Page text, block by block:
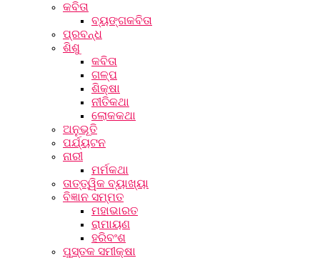
କବିତା
ବ୍ୟଙ୍ଗକବିତା
ପ୍ରବନ୍ଧ
ଶିଶୁ
କବିତା
ଗଳ୍ପ
ଶିକ୍ଷା
ନୀତିକଥା
ଲୋକକଥା
ଅନୁଭୂତି
ପର୍ଯ୍ୟଟନ
ନାରୀ
ମର୍ମକଥା
ତାତ୍ତ୍ୱିକ ବ୍ୟାଖ୍ୟା
ବିଜ୍ଞାନ ସମ୍ମତ
ମହାଭାରତ
ରାମାୟଣ
ହରିବଂଶ
ପୁସ୍ତକ ସମୀକ୍ଷା